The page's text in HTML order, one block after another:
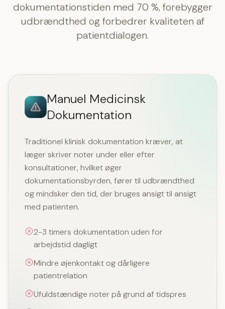
dokumentationstiden med 70 %, forebygger
udbrændthed og forbedrer kvaliteten af
patientdialogen.
Manuel Medicinsk
Dokumentation
Traditionel klinisk dokumentation kræver, at
læger skriver noter under eller efter
konsultationer, hvilket øger
dokumentationsbyrden, fører til udbrændthed
og mindsker den tid, der bruges ansigt til ansigt
med patienten.
2-3 timers dokumentation uden for
arbejdstid dagligt
Mindre øjenkontakt og dårligere
patientrelation
Ufuldstændige noter på grund af tidspres